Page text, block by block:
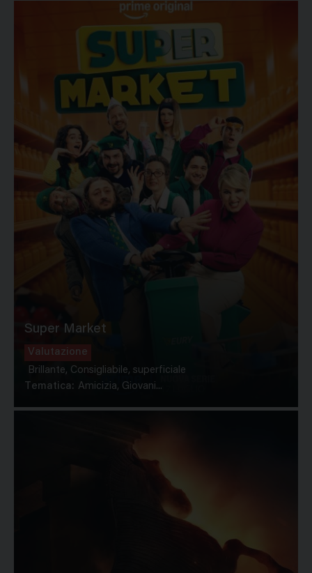
Super Market
Valutazione
Brillante, Consigliabile, superficiale
Tematica: Amicizia, Giovani...